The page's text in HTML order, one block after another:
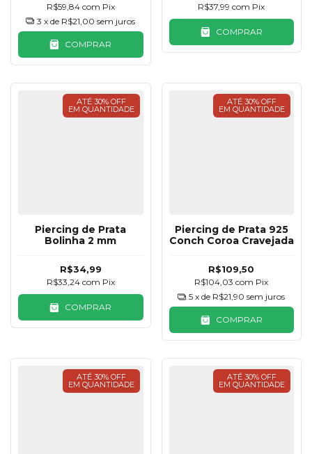
R$59,84 com Pix
3 x de R$21,00 sem juros
COMPRAR
R$37,99com Pix
COMPRAR
ATÉ 30% OFF
EM QUANTIDADE
Piercing de Prata
Bolinha 2 mm
R$34,99
R$33,24 com Pix
COMPRAR
ATÉ 30% OFF
EM QUANTIDADE
Piercing de Prata 925
Conch Coroa Cravejada
R$109,50
R$104,03com Pix
5 x de R$21,90 sem juros
COMPRAR
ATÉ 30% OFF
EM QUANTIDADE
ATÉ 30% OFF
EM QUANTIDADE